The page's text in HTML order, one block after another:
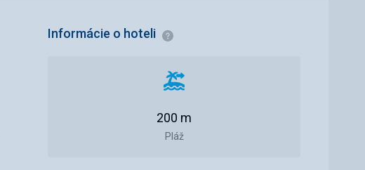
Informácie o hoteli Informácie
Vzdialenosť
pláže
Pláž
200 m